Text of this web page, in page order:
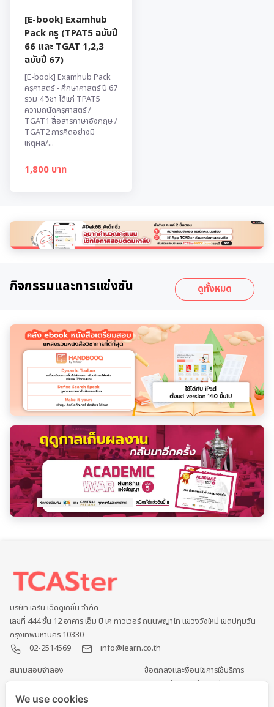
[E-book] Examhub
Pack ครู (TPAT5 ฉบับปี
66 และ TGAT 1,2,3
ฉบับปี 67)
[E-book] Examhub Pack
ครุศาสตร์ - ศึกษาศาสตร์ ปี 67
รวม 4 วิชา ได้แก่ TPAT5
ความถนัดครุศาสตร์ /
TGAT1 สื่อสารภาษาอังกฤษ /
TGAT2 การคิดอย่างมี
เหตุผล/...
1,800 บาท
กิจกรรมและการแข่งขัน ดูทั้งหมด
บริษัท เลิร์น เอ็ดดูเคชั่น จำกัด
เลขที่ 444 ชั้น 12 อาคาร เอ็ม บี เค ทาวเวอร์ ถนนพญาไท แขวงวังใหม่ เขตปทุมวัน
กรุงเทพมหานคร 10330
02-2514569
info@learn.co.th
สนามสอบจำลอง
กิจกรรมและการแข่งขัน
ข้อตกลงและเงื่อนไขการใช้บริการ
นโยบายคุ้มครองข้อมูลส่วนบุคคล
We use cookies